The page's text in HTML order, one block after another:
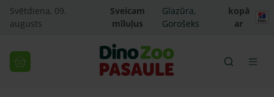
Svētdiena, 09.
augusts
Sveicam
mīluļus
Glazūra,
Gorošeks
kopā
ar